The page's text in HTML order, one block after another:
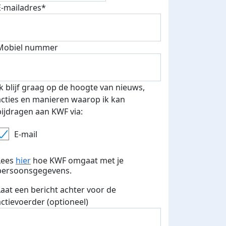
mailadres*
nummer
blijf graag op de hoogte van nieuws,
en manieren waarop ik kan
aan KWF via:
E-mail
hier hoe KWF omgaat met je
een bericht achter voor de
(optioneel)